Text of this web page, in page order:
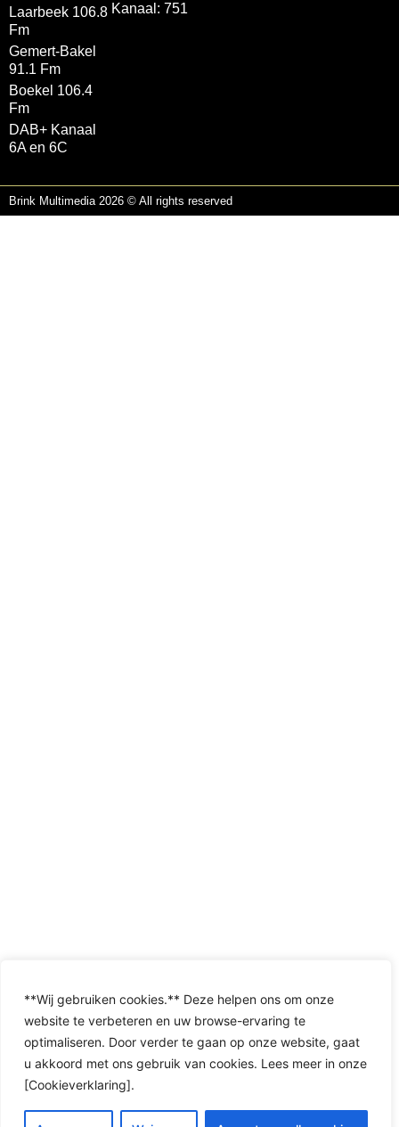
**Wij gebruiken cookies.** Deze helpen ons om onze
website te verbeteren en uw browse-ervaring te
optimaliseren. Door verder te gaan op onze website, gaat
u akkoord met ons gebruik van cookies. Lees meer in onze
[Cookieverklaring].
Laarbeek 106.8
Fm
Gemert-Bakel
91.1 Fm
Boekel 106.4
Fm
DAB+ Kanaal
6A en 6C
Kanaal: 751
Brink Multimedia 2026 © All rights reserved